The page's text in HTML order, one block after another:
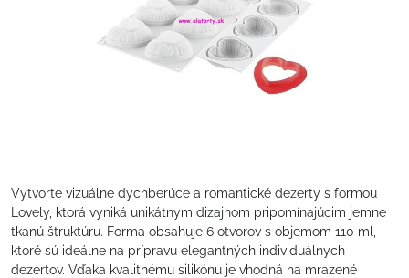
Vytvorte vizuálne dychberúce a romantické dezerty s formou
Lovely, ktorá vyniká unikátnym dizajnom pripomínajúcim jemne
tkanú štruktúru. Forma obsahuje 6 otvorov s objemom 110 ml,
ktoré sú ideálne na prípravu elegantných individuálnych
dezertov. Vďaka kvalitnému silikónu je vhodná na mrazené